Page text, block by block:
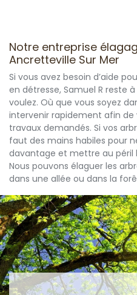
Notre entreprise
Ancretteville Sur Mer
Si vous avez besoin d’aide
en détresse, Samuel R reste
voulez. Où que vous soyez
intervenir rapidement afin de
travaux demandés. Si vos
faut des mains habiles pour
davantage et mettre au péril
Nous pouvons élaguer les
dans une allée ou dans la